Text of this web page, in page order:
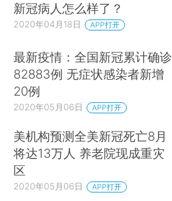
新冠病人怎么样了？
2020年04月18日 APP打开
最新疫情：全国新冠累计确诊
82883例 无症状感染者新增
20例
2020年05月06日 APP打开
美机构预测全美新冠死亡8月
将达13万人 养老院现成重灾
区
2020年05月06日 APP打开